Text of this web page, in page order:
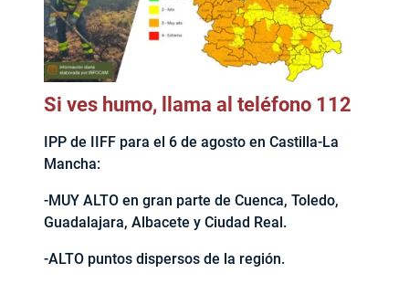
Si ves humo, llama al teléfono 112
IPP de IIFF para el 6 de agosto en Castilla-La
Mancha:
-MUY ALTO en gran parte de Cuenca, Toledo,
Guadalajara, Albacete y Ciudad Real.
-ALTO puntos dispersos de la región.